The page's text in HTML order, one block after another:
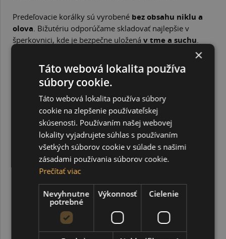
Predeľovacie korálky sú vyrobené bez obsahu niklu a
olova. Bižutériu odporúčame skladovať najlepšie v
šperkovnici, kde je bezpečne uložená v tme a suchu.
Aby vám vaše výrobky vydržali čo najdlhšie, snažte sa ich
čo najďalej od vody , parfumov, lakov na vlasy a
iných stylingových výrobkov.
Korálky majú veľkosť 13 x 5 mm. Otvor na navliekanie
korálky prechádza jej stredom a má priemer 2,5 mm.
SÚVISIACE PRODUKTY
×
Táto webová lokalita používa
súbory cookie.
Táto webová lokalita používa súbory
cookie na zlepšenie používateľskej
skúsenosti. Používaním našej webovej
lokality vyjadrujete súhlas s používaním
všetkých súborov cookie v súlade s našimi
zásadami používania súborov cookie.
Prečítať viac
Nevyhnutne
potrebné
Výkonnosť Cielenie